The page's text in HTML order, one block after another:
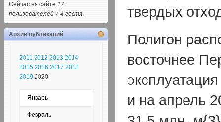
твердых
Полигон
восточнее
и на апрель
Сейчас на сайте 17
пользователей и 4 гостя.
Архив публикаций
2011 2012 2013 2014
2015 2016 2017 2018
2019 2020
Январь
Февраль